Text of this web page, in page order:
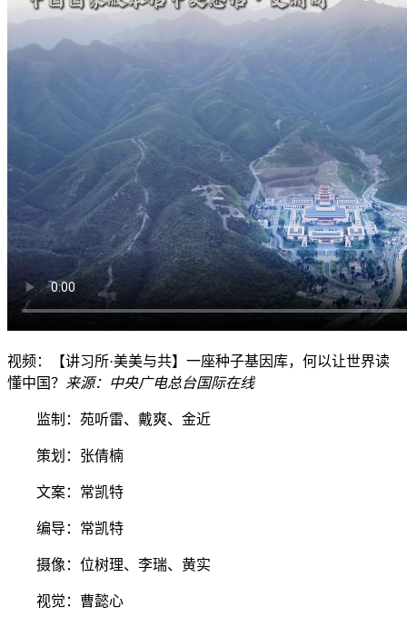
视频：【讲习所·美美与共】一座种子基因库，何以让世界读
懂中国？ 来源：中央广电总台国际在线
监制：苑听雷、戴爽、金近
策划：张倩楠
文案：常凯特
编导：常凯特
摄像：位树理、李瑞、黄实
视觉：曹懿心